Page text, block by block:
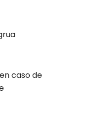
caso de